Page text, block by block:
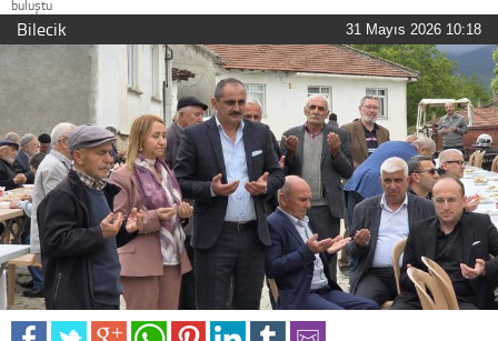
buluştu
Bilecik 31 Mayıs 2026 10:18